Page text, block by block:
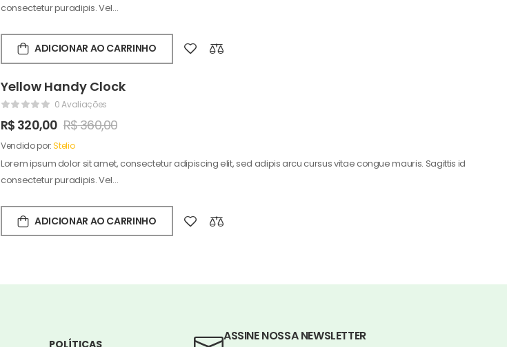
consectetur puradipis. Vel…
ADICIONAR AO CARRINHO
Yellow Handy Clock
0 Avaliações
R$ 320,00 R$360,00
Vendido por:Stelio
Lorem ipsum dolor sit amet, consectetur adipiscing elit, sed adipis arcu cursus vitae congue mauris. Sagittis id
consectetur puradipis. Vel…
ADICIONAR AO CARRINHO
ASSINE NOSSA NEWSLETTER